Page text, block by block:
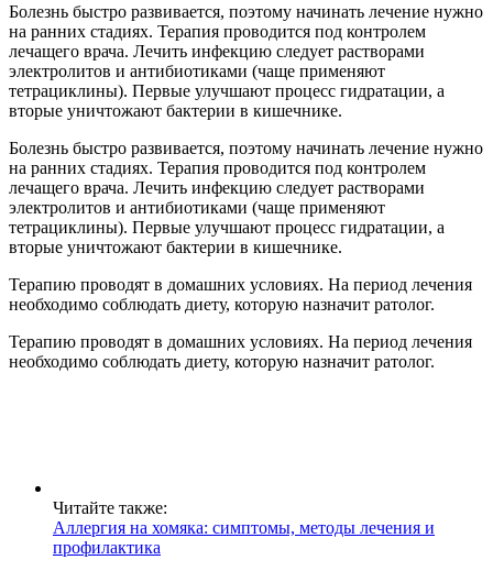
Болезнь быстро развивается, поэтому начинать лечение нужно
на ранних стадиях. Терапия проводится под контролем
лечащего врача. Лечить инфекцию следует растворами
электролитов и антибиотиками (чаще применяют
тетрациклины). Первые улучшают процесс гидратации, а
вторые уничтожают бактерии в кишечнике.
Болезнь быстро развивается, поэтому начинать лечение нужно
на ранних стадиях. Терапия проводится под контролем
лечащего врача. Лечить инфекцию следует растворами
электролитов и антибиотиками (чаще применяют
тетрациклины). Первые улучшают процесс гидратации, а
вторые уничтожают бактерии в кишечнике.
Терапию проводят в домашних условиях. На период лечения
необходимо соблюдать диету, которую назначит ратолог.
Терапию проводят в домашних условиях. На период лечения
необходимо соблюдать диету, которую назначит ратолог.
Читайте также:
Аллергия на хомяка: симптомы, методы лечения и
профилактика